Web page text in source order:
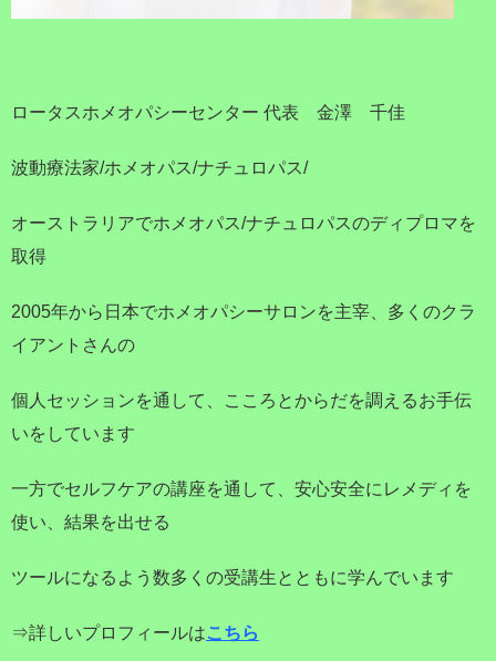
ロータスホメオパシーセンター 代表 金澤 千佳
波動療法家/ホメオパス/ナチュロパス/
オーストラリアでホメオパス/ナチュロパスのディプロマを
取得
2005年から日本でホメオパシーサロンを主宰、多くのクラ
イアントさんの
個人セッションを通して、こころとからだを調えるお手伝
いをしています
一方でセルフケアの講座を通して、安心安全にレメディを
使い、結果を出せる
ツールになるよう数多くの受講生とともに学んでいます
⇒詳しいプロフィールはこちら